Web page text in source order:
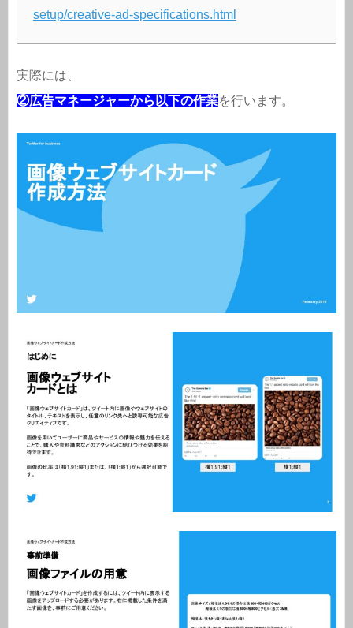
setup/creative-ad-specifications.html
実際には、
②広告マネージャーから以下の作業を行います。